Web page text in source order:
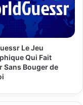
Le Jeu
Qui Fait
Sans Bouger de